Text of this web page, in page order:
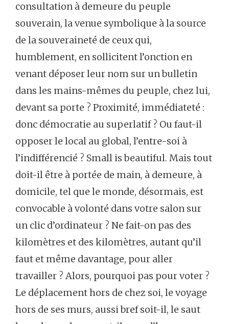
consultation à demeure du peuple
souverain, la venue symbolique à la source
de la souveraineté de ceux qui,
humblement, en sollicitent l’onction en
venant déposer leur nom sur un bulletin
dans les mains-mêmes du peuple, chez lui,
devant sa porte ? Proximité, immédiateté :
donc démocratie au superlatif ? Ou faut-il
opposer le local au global, l’entre-soi à
l’indifférencié ? Small is beautiful. Mais tout
doit-il être à portée de main, à demeure, à
domicile, tel que le monde, désormais, est
convocable à volonté dans votre salon sur
un clic d’ordinateur ? Ne fait-on pas des
kilomètres et des kilomètres, autant qu’il
faut et même davantage, pour aller
travailler ? Alors, pourquoi pas pour voter ?
Le déplacement hors de chez soi, le voyage
hors de ses murs, aussi bref soit-il, le saut